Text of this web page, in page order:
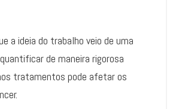
a ideia do trabalho veio de uma
de maneira rigorosa
tratamentos pode afetar os